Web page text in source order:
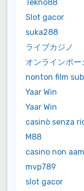
Tekno88
Slot gacor
suka288
ライブカジノ
オンラインポー
nonton film
Yaar Win
Yaar Win
casinò senza
M88
casino non
mvp789
slot gacor